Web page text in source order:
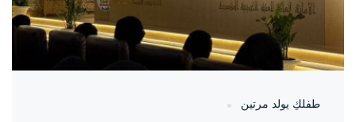
طفلكِ يولد مرتين